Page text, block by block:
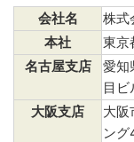
会社名
株式
本社
東京
名古屋支店
愛知
目
大阪支店
大阪
ン